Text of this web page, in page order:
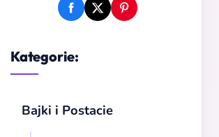
Kategorie:
Bajki i Postacie